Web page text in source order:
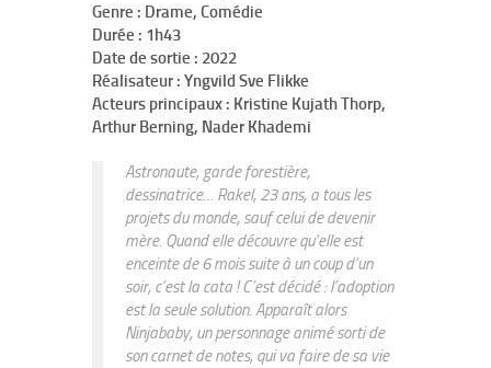
Genre : Drame, Comédie
Durée : 1h43
Date de sortie : 2022
Réalisateur : Yngvild Sve Flikke
Acteurs principaux : Kristine Kujath Thorp,
Arthur Berning, Nader Khademi
Astronaute, garde forestière,
dessinatrice… Rakel, 23 ans, a tous les
projets du monde, sauf celui de devenir
mère. Quand elle découvre qu’elle est
enceinte de 6 mois suite à un coup d’un
soir, c’est la cata ! C’est décidé : l’adoption
est la seule solution. Apparaît alors
Ninjababy, un personnage animé sorti de
son carnet de notes, qui va faire de sa vie